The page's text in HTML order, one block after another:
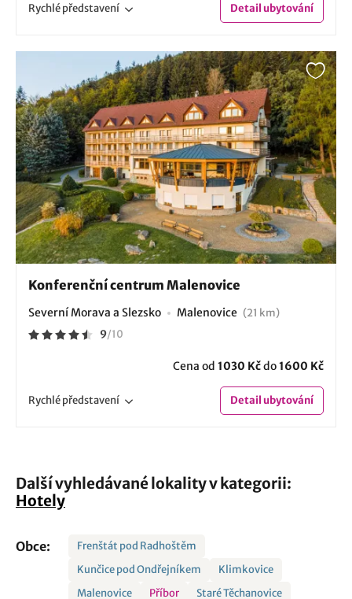
Rychlépředstavení Detailubytování
Konferenční centrum Malenovice
Severní Morava a Slezsko Malenovice (21 km)
9/10
Cena od 1030 Kčdo1600 Kč
Rychlépředstavení Detailubytování
Další vyhledávané lokality v kategorii:
Hotely
Obce:
Frenštát pod Radhoštěm
Kunčice pod Ondřejníkem
Klimkovice
Malenovice
Příbor Staré Těchanovice